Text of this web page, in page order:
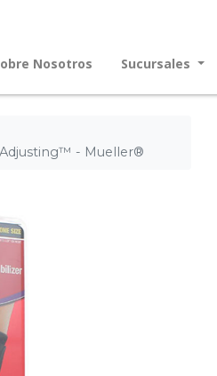
Nosotros Sucursales
Adjusting™ - Mueller®